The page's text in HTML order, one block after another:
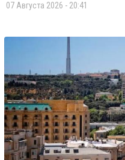
07 Августа 2026 - 20:41